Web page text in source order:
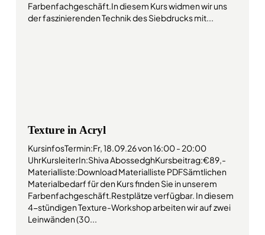
Farbenfachgeschäft.In diesem Kurs widmen wir uns
der faszinierenden Technik des Siebdrucks mit...
Texture in Acryl
KursinfosTermin:Fr, 18.09.26 von 16:00 - 20:00
UhrKursleiterIn:Shiva AbossedghKursbeitrag:€89,-
Materialliste:Download Materialliste PDFSämtlichen
Materialbedarf für den Kurs finden Sie in unserem
Farbenfachgeschäft.Restplätze verfügbar. In diesem
4-stündigen Texture-Workshop arbeiten wir auf zwei
Leinwänden (30...